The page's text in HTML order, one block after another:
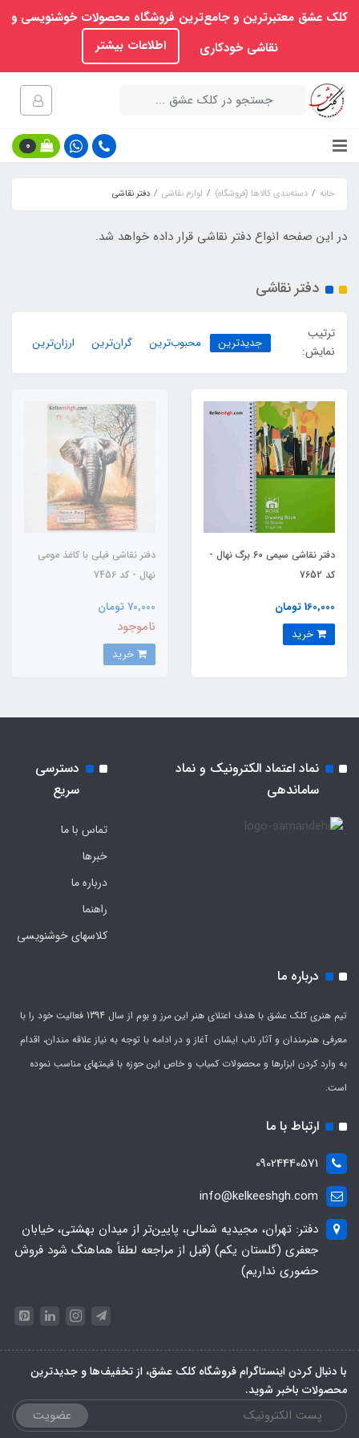
کلک عشق معتبرترین و جامع‌ترین فروشگاه محصولات خوشنویسی و
نقاشی خودکاری
اطلاعات بیشتر
0
خانه دسته‌بندی کالاها (فروشگاه) لوازم نقاشی دفتر نقاشی
در این صفحه انواع دفتر نقاشی قرار داده خواهد شد.
دفتر نقاشی
ترتیب
نمایش:
جدیدترین محبوب‌ترین گران‌ترین ارزان‌ترین
دفتر نقاشی سیمی 60 برگ نهال -
کد 7652
160,000 تومان
دفتر نقاشی فیلی با کاغذ مومی
نهال - کد 7456
70,000 تومان
ناموجود
نماد اعتماد الکترونیک و نماد
ساماندهی
دسترسی
سریع
تماس با ما
خبرها
درباره ما
راهنما
کلاسهای خوشنویسی
درباره ما
تیم هنری کلک عشق با هدف اعتلای هنر این مرز و بوم از سال 1394 فعالیت خود را با
معرفی هنرمندان و آثار ناب ایشان آغاز و در ادامه با توجه به نیاز علاقه مندان، اقدام
به وارد کردن ابزارها و محصولات کمیاب و خاص این حوزه با قیمتهای مناسب نموده
است.
ارتباط با ما
09024440571
info@kelkeeshgh.com
دفتر: تهران، مجیدیه شمالی، پایین‌تر از میدان بهشتی، خیابان
جعفری (گلستان یکم) (قبل از مراجعه لطفاً هماهنگ شود فروش
حضوری نداریم)
با دنبال کردن اینستاگرام فروشگاه کلک عشق، از تخفیف‌ها و جدیدترین‌
محصولات باخبر شوید.
عضویت